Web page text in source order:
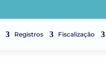
Registros Fiscalização